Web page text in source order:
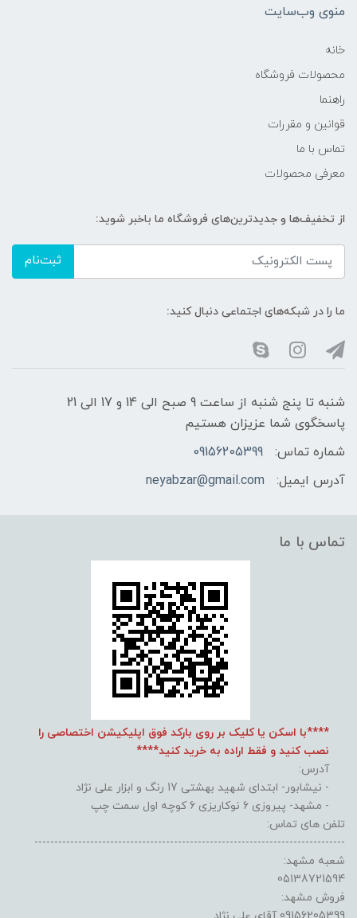
منوی وب‌سایت
خانه
محصولات فروشگاه
راهنما
قوانین و مقررات
تماس با ما
معرفی محصولات
از تخفیف‌ها و جدیدترین‌های فروشگاه ما باخبر شوید:
ثبت‌نام
ما را در شبکه‌های اجتماعی دنبال کنید:
شنبه تا پنج شنبه از ساعت 9 صبح الی 14 و 17 الی 21
پاسخگوی شما عزیزان هستیم
شماره تماس:
09156205399
آدرس ایمیل:
neyabzar@gmail.com
تماس با ما
****با اسکن یا کلیک بر روی بارکد فوق اپلیکیشن اختصاصی را
نصب کنید و فقط اراده به خرید کنید****
آدرس:
- نیشابور- ابتدای شهید بهشتی 17 رنگ و ابزار علی نژاد
- مشهد- پیروزی 6 نوکاریزی 6 کوچه اول سمت چپ
تلفن های تماس:
------------------------------------------------------------------------------
شعبه مشهد:
05138721594
فروش مشهد: